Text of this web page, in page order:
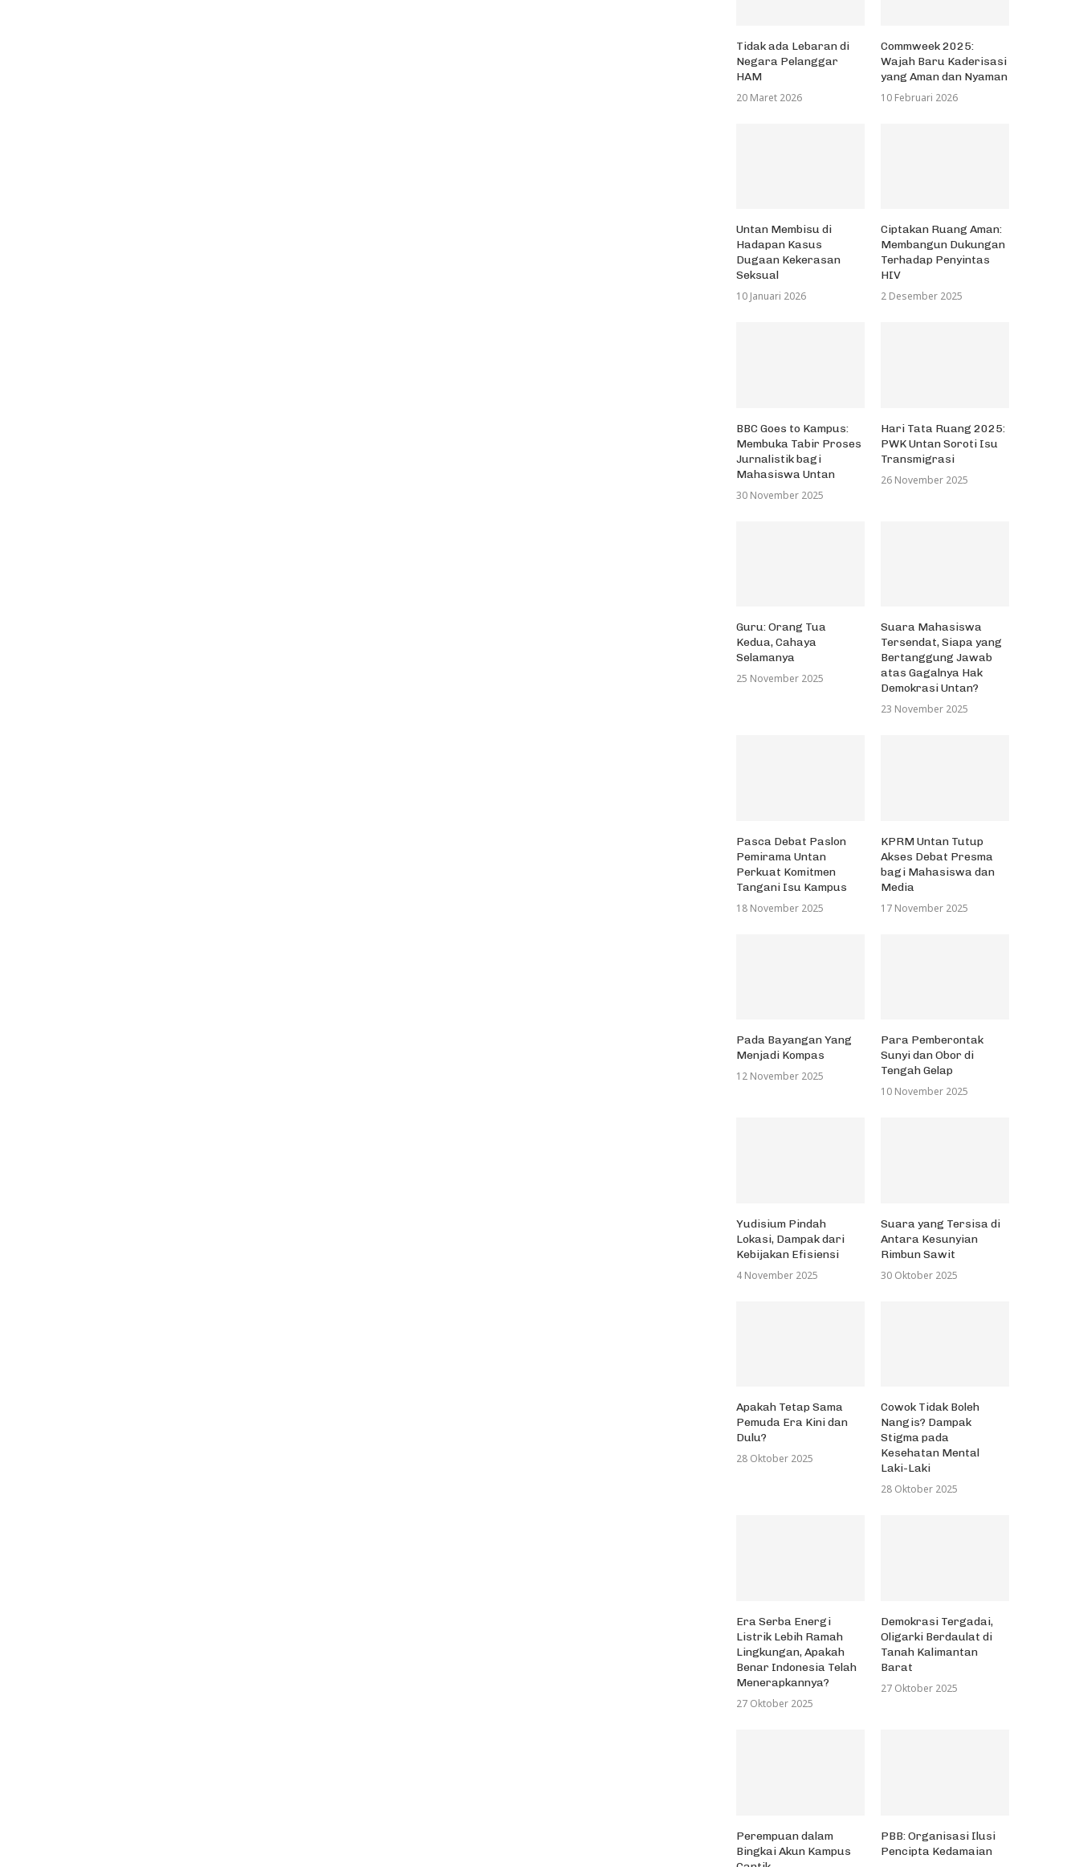
Tidak ada Lebaran di
Negara Pelanggar
HAM
20 Maret 2026
Commweek 2025:
Wajah Baru Kaderisasi
yang Aman dan Nyaman
10 Februari 2026
Untan Membisu di
Hadapan Kasus
Dugaan Kekerasan
Seksual
10 Januari 2026
Ciptakan Ruang Aman:
Membangun Dukungan
Terhadap Penyintas
HIV
2 Desember 2025
BBC Goes to Kampus:
Membuka Tabir Proses
Jurnalistik bagi
Mahasiswa Untan
30 November 2025
Hari Tata Ruang 2025:
PWK Untan Soroti Isu
Transmigrasi
26 November 2025
Guru: Orang Tua
Kedua, Cahaya
Selamanya
25 November 2025
Suara Mahasiswa
Tersendat, Siapa yang
Bertanggung Jawab
atas Gagalnya Hak
Demokrasi Untan?
23 November 2025
Pasca Debat Paslon
Pemirama Untan
Perkuat Komitmen
Tangani Isu Kampus
18 November 2025
KPRM Untan Tutup
Akses Debat Presma
bagi Mahasiswa dan
Media
17 November 2025
Pada Bayangan Yang
Menjadi Kompas
12 November 2025
Para Pemberontak
Sunyi dan Obor di
Tengah Gelap
10 November 2025
Yudisium Pindah
Lokasi, Dampak dari
Kebijakan Efisiensi
4 November 2025
Suara yang Tersisa di
Antara Kesunyian
Rimbun Sawit
30 Oktober 2025
Apakah Tetap Sama
Pemuda Era Kini dan
Dulu?
28 Oktober 2025
Cowok Tidak Boleh
Nangis? Dampak
Stigma pada
Kesehatan Mental
Laki-Laki
28 Oktober 2025
Era Serba Energi
Listrik Lebih Ramah
Lingkungan, Apakah
Benar Indonesia Telah
Menerapkannya?
27 Oktober 2025
Demokrasi Tergadai,
Oligarki Berdaulat di
Tanah Kalimantan
Barat
27 Oktober 2025
Perempuan dalam
Bingkai Akun Kampus
PBB: Organisasi Ilusi
Pencipta Kedamaian